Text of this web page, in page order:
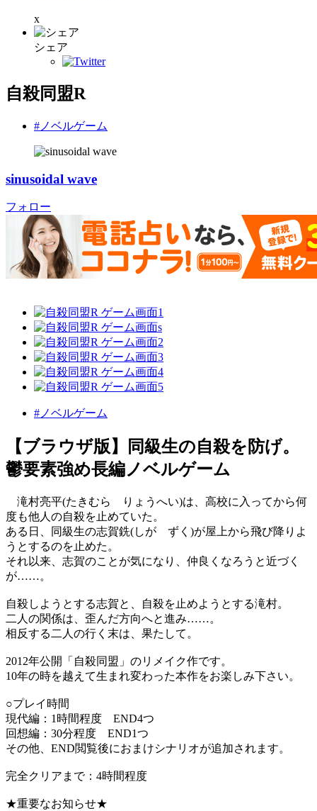
x
シェア
自殺同盟R
#ノベルゲーム
sinusoidal wave
フォロー
#ノベルゲーム
【ブラウザ版】同級生の自殺を防げ。
鬱要素強め長編ノベルゲーム
滝村亮平(たきむら りょうへい)は、高校に入ってから何
度も他人の自殺を止めていた。
ある日、同級生の志賀銑(しが ずく)が屋上から飛び降りよ
うとするのを止めた。
それ以来、志賀のことが気になり、仲良くなろうと近づく
が……。
自殺しようとする志賀と、自殺を止めようとする滝村。
二人の関係は、歪んだ方向へと進み……。
相反する二人の行く末は、果たして。
2012年公開「自殺同盟」のリメイク作です。
10年の時を越えて生まれ変わった本作をお楽しみ下さい。
○プレイ時間
現代編：1時間程度 END4つ
回想編：30分程度 END1つ
その他、END閲覧後におまけシナリオが追加されます。
完全クリアまで：4時間程度
★重要なお知らせ★